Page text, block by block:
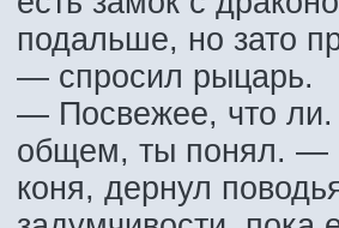
подальше, но зато
— спросил рыцарь.
— Посвежее, что
общем, ты понял. —
коня, дернул